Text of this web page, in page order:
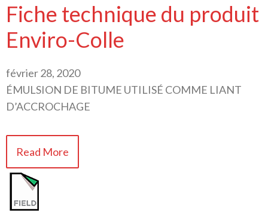
Fiche technique du produit
Enviro-Colle
février 28, 2020
ÉMULSION DE BITUME UTILISÉ COMME LIANT
D’ACCROCHAGE
Read More